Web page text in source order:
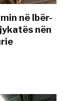
në Ibër-
nën